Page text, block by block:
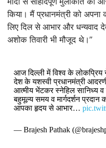
किया। मैं प्रधानमंत्री को
लिए दिल से आभार और धन्यवाद
अशोक तिवारी भी मौजूद थे।”
आज दिल्ली में विश्व के लोकप्रिय
देश के यशस्वी प्रधानमंत्री
आत्मीय भेंटकर स्नेहिल सानिध्य व
बहुमूल्य समय व मार्गदर्शन प्रदान
आपका हृदय से आभार…
— Brajesh Pathak